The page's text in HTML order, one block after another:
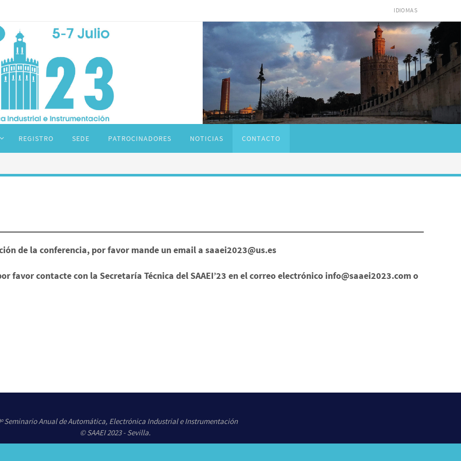
IDIOMAS
REGISTRO SEDE PATROCINADORES NOTICIAS CONTACTO
de la conferencia, por favor mande un email a saaei2023@us.es
favor contacte con la Secretaría Técnica del SAAEI’23 en el correo electrónico info@saaei2023.com o
Seminario Anual de Automática, Electrónica Industrial e Instrumentación
© SAAEI 2023 - Sevilla.